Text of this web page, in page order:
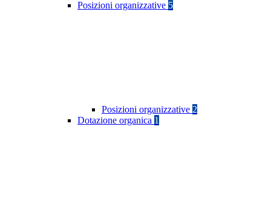
Posizioni organizzative 5
Posizioni organizzative 2
Dotazione organica 1